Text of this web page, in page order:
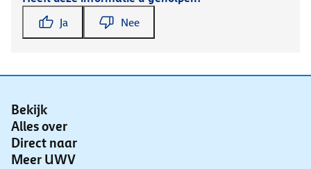
Ja Nee
Bekijk
Alles over
Direct naar
Meer UWV